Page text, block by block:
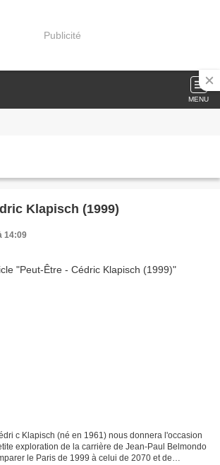
Publicité
MENU
Klapisch (1999)
14:09
c Klapisch (né en 1961) nous donnera l'occasion
exploration de la carrière de Jean-Paul Belmondo
le Paris de 1999 à celui de 2070 et de